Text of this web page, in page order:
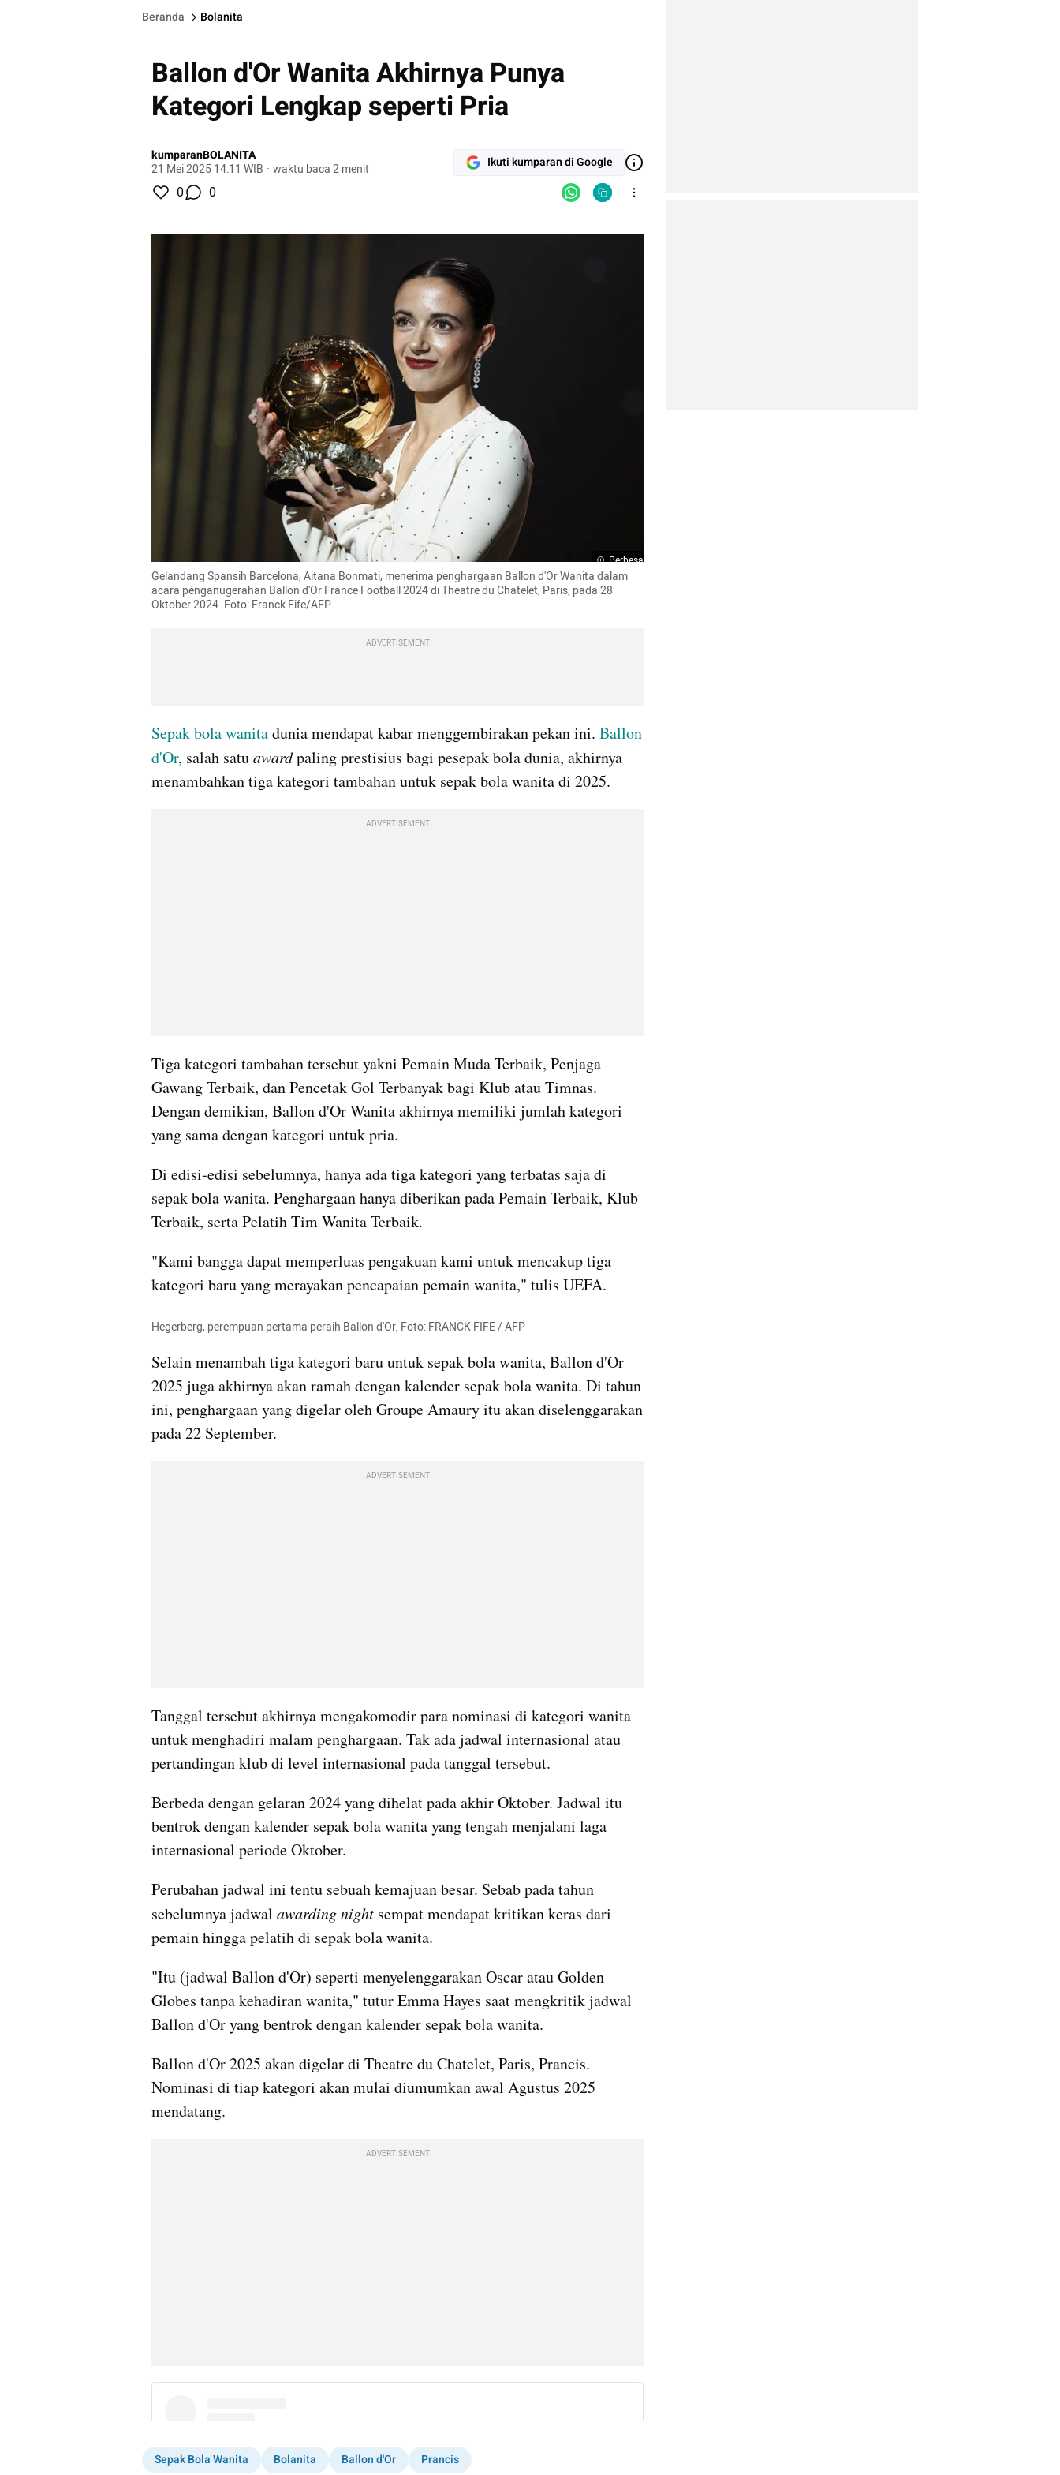
Beranda Bolanita
Ballon d'Or Wanita Akhirnya Punya
Kategori Lengkap seperti Pria
kumparanBOLANITA
21 Mei 2025 14:11 WIB · waktu baca 2 menit Ikuti kumparan di Google
0 0
Perbesar
Gelandang Spansih Barcelona, Aitana Bonmati, menerima penghargaan Ballon d'Or Wanita dalam
acara penganugerahan Ballon d'Or France Football 2024 di Theatre du Chatelet, Paris, pada 28
Oktober 2024. Foto: Franck Fife/AFP
ADVERTISEMENT
Sepak bola wanita dunia mendapat kabar menggembirakan pekan ini. Ballon
d'Or, salah satu award paling prestisius bagi pesepak bola dunia, akhirnya
menambahkan tiga kategori tambahan untuk sepak bola wanita di 2025.
ADVERTISEMENT
Tiga kategori tambahan tersebut yakni Pemain Muda Terbaik, Penjaga
Gawang Terbaik, dan Pencetak Gol Terbanyak bagi Klub atau Timnas.
Dengan demikian, Ballon d'Or Wanita akhirnya memiliki jumlah kategori
yang sama dengan kategori untuk pria.
Di edisi-edisi sebelumnya, hanya ada tiga kategori yang terbatas saja di
sepak bola wanita. Penghargaan hanya diberikan pada Pemain Terbaik, Klub
Terbaik, serta Pelatih Tim Wanita Terbaik.
"Kami bangga dapat memperluas pengakuan kami untuk mencakup tiga
kategori baru yang merayakan pencapaian pemain wanita," tulis UEFA.
Hegerberg, perempuan pertama peraih Ballon d'Or. Foto: FRANCK FIFE / AFP
Selain menambah tiga kategori baru untuk sepak bola wanita, Ballon d'Or
2025 juga akhirnya akan ramah dengan kalender sepak bola wanita. Di tahun
ini, penghargaan yang digelar oleh Groupe Amaury itu akan diselenggarakan
pada 22 September.
ADVERTISEMENT
Tanggal tersebut akhirnya mengakomodir para nominasi di kategori wanita
untuk menghadiri malam penghargaan. Tak ada jadwal internasional atau
pertandingan klub di level internasional pada tanggal tersebut.
Berbeda dengan gelaran 2024 yang dihelat pada akhir Oktober. Jadwal itu
bentrok dengan kalender sepak bola wanita yang tengah menjalani laga
internasional periode Oktober.
Perubahan jadwal ini tentu sebuah kemajuan besar. Sebab pada tahun
sebelumnya jadwal awarding night sempat mendapat kritikan keras dari
pemain hingga pelatih di sepak bola wanita.
"Itu (jadwal Ballon d'Or) seperti menyelenggarakan Oscar atau Golden
Globes tanpa kehadiran wanita," tutur Emma Hayes saat mengkritik jadwal
Ballon d'Or yang bentrok dengan kalender sepak bola wanita.
Ballon d'Or 2025 akan digelar di Theatre du Chatelet, Paris, Prancis.
Nominasi di tiap kategori akan mulai diumumkan awal Agustus 2025
mendatang.
ADVERTISEMENT
Sepak Bola Wanita Bolanita Ballon d'Or
Prancis